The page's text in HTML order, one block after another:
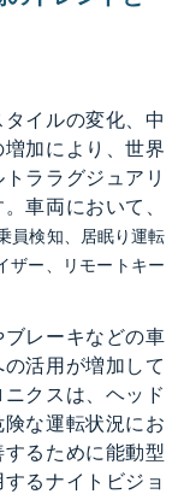
イルの変化、中
加により、世界
ララグジュアリ
車両において、
員検知、居眠り運転
ザー、リモートキー
レーキなどの車
活用が増加して
クスは、ヘッド
な運転状況にお
るために能動型
るナイトビジョ